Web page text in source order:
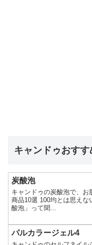
キャンドゥおすす
炭酸泡
キャンドゥの炭酸泡で、
商品10選 100均とは思え
酸泡」って聞...
パルカラージェル4